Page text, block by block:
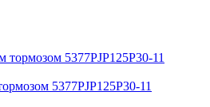
5377PJP125P30-11